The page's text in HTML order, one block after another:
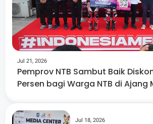
Jul 21, 2026
Pemprov NTB Sambut Baik
Persen bagi Warga NTB di Ajang
Jul 18, 2026